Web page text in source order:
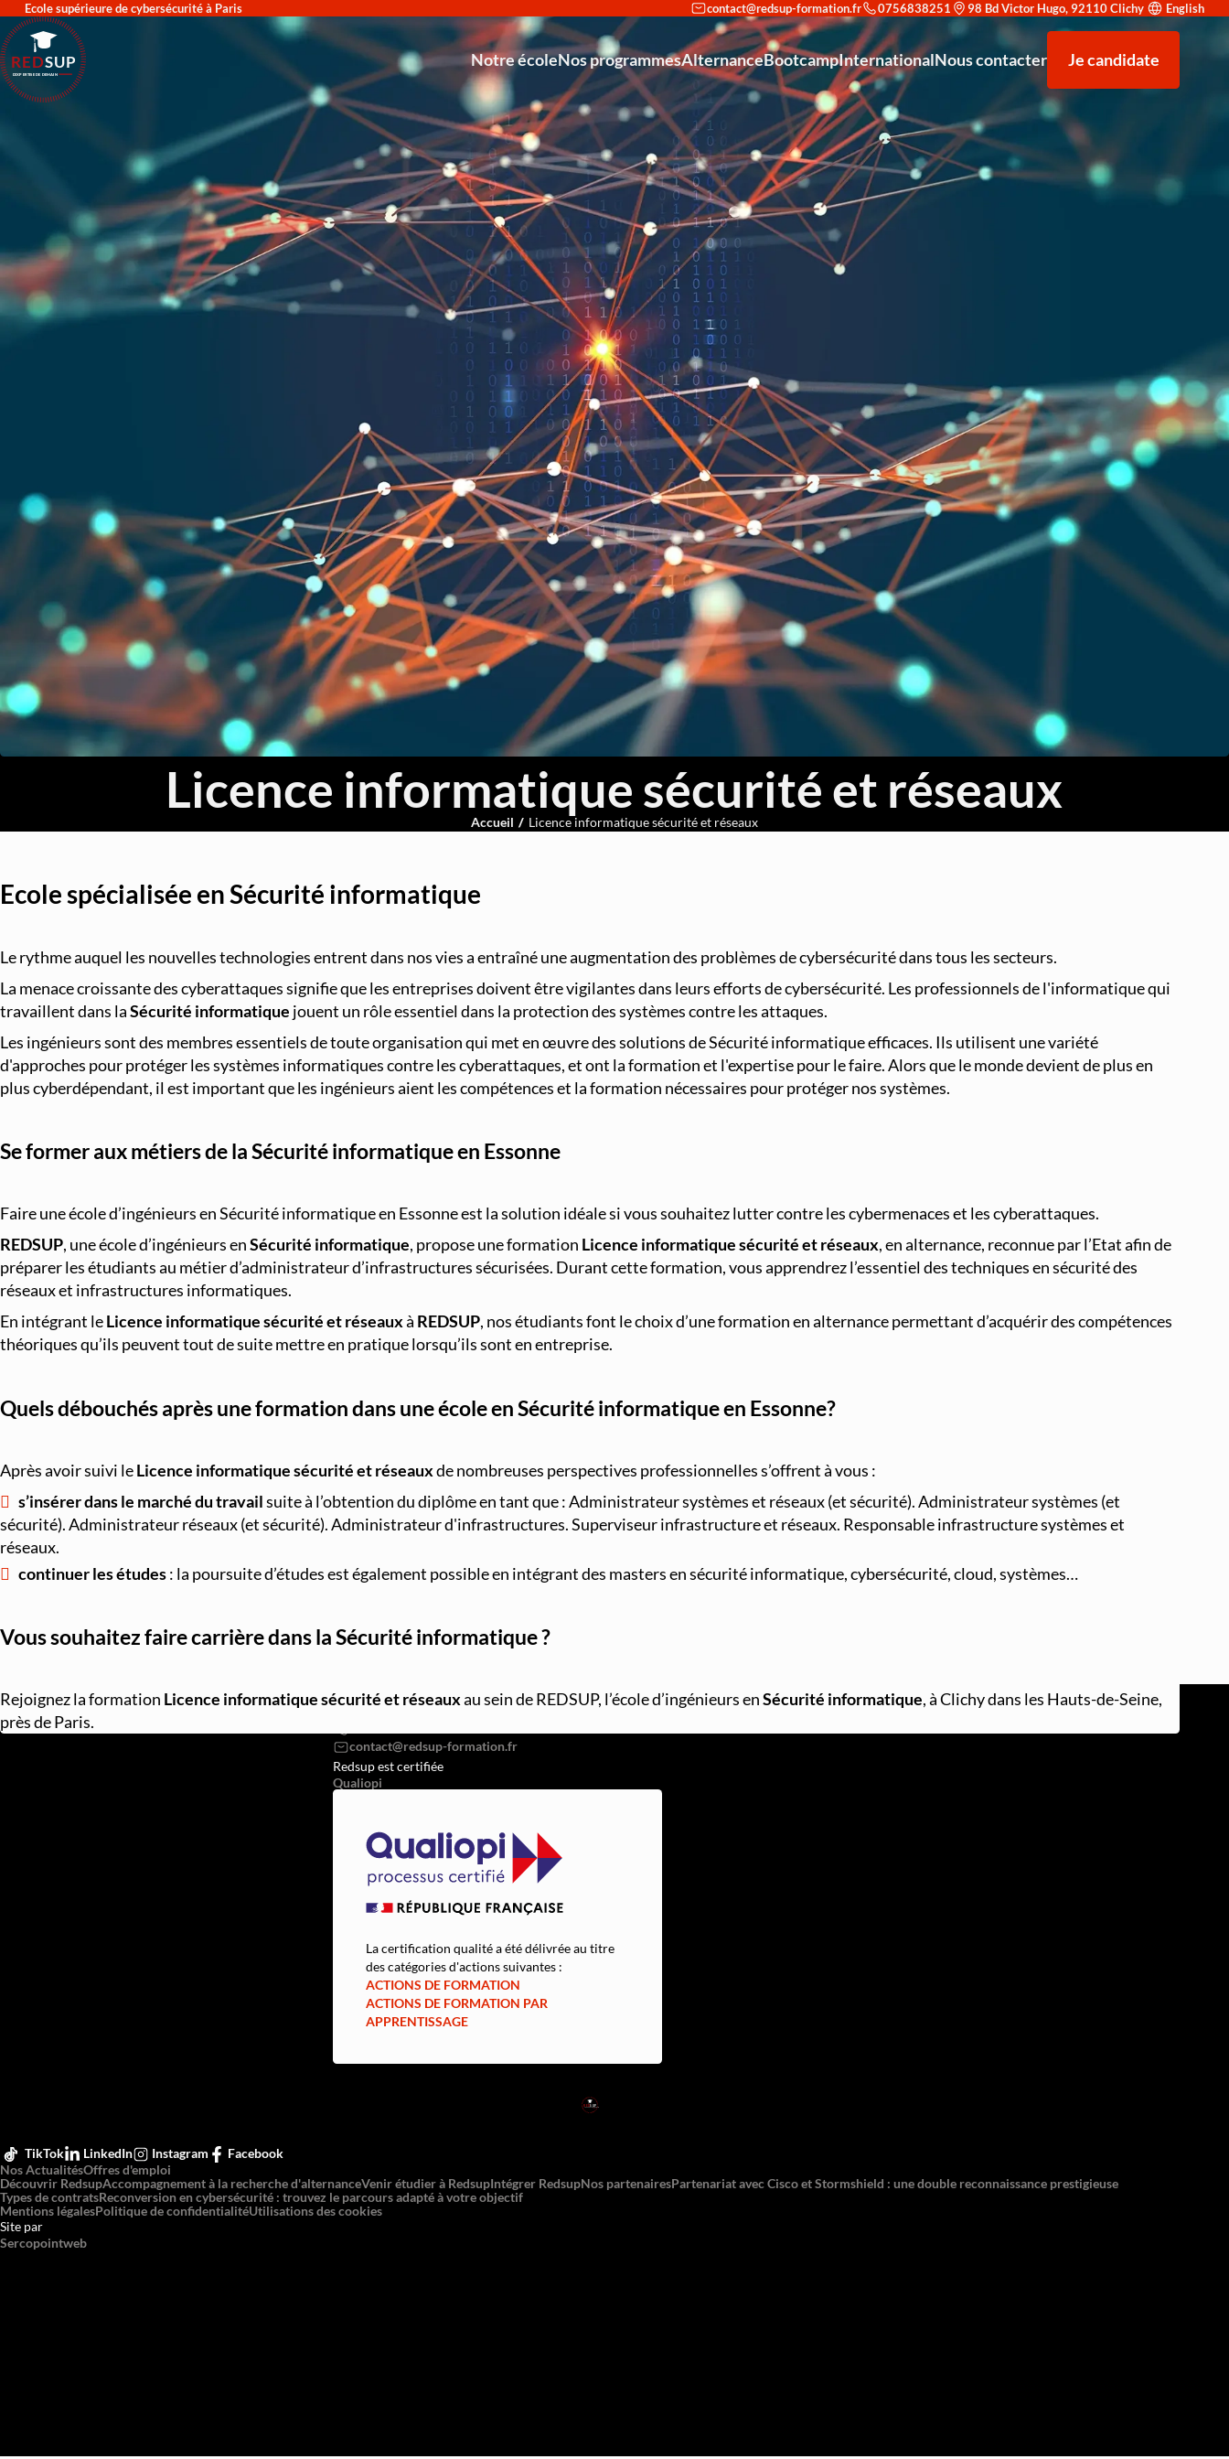
Ecole supérieure de cybersécurité à Paris 0756838251 98 Bd Victor Hugo, 92110 Clichy English
L'EXPERTISE DE DEMAIN
SUP
RED Notre école
Découvrir Redsup
Intégrer Redsup
Partenariat avec Cisco et Stormshield : une double reconnaissance prestigieuse
Nos Actualités
Nos programmes
Reconversion en cybersécurité : trouvez le parcours adapté à votre objectif
Bac+2 Technicien supérieur système et réseau
Bac+3 Administrateur d’infrastructures sécurisées
Mastère Européen Expert IT en Cybersécurité et Haute Disponibilité Niveau 7
Mastère Européen – Spécialisé en Conception et Déploiement de Solutions IA - Niveau 7
Bachelor Européen – Chargé de Développement Commercial - Niveau 6
Alternance
Accompagnement à la recherche d'alternance
Nos partenaires
Types de contrats
Bootcamp
F5 AWAF (Application Web Application Firewall)
Microsoft Office 365
F5 LTM (Local Traffic Manager)
Exploitation des équipements de sécurité
Analyste SOC Niveau Initiation
Threat Hunting et Investigation Forensique
Réponse aux Incidents et Crisis Management
Fondamentaux Cloud AWS et Azure
Architecture et Sécurité Cloud
Migration et Gestion Infrastructure Cloud
Conteneurisation Docker et Kubernetes
Intégration Continue et Déploiement Continu (CI/CD)
Infrastructure as Code avec Terraform et Ansible
Automatisation Réseau avec Python
Software-Defined Networking (SDN) et SD-WAN
InternationalNous contacter Je candidate
Licence informatique sécurité et réseaux
Accueil Licence informatique sécurité et réseaux
Ecole spécialisée en Sécurité informatique
Le rythme auquel les nouvelles technologies entrent dans nos vies a entraîné une augmentation des problèmes de cybersécurité dans tous les secteurs.
La menace croissante des cyberattaques signifie que les entreprises doivent être vigilantes dans leurs efforts de cybersécurité. Les professionnels de l'informatique qui
travaillent dans laSécurité informatique jouent un rôle essentiel dans la protection des systèmes contre les attaques.
Les ingénieurs sont des membres essentiels de toute organisation qui met en œuvre des solutions de Sécurité informatique efficaces. Ils utilisent une variété
d'approches pour protéger les systèmes informatiques contre les cyberattaques, et ont la formation et l'expertise pour le faire. Alors que le monde devient de plus en
plus cyberdépendant, il est important que les ingénieurs aient les compétences et la formation nécessaires pour protéger nos systèmes.
Se former aux métiers de la Sécurité informatique en Essonne
Faire une école d’ingénieurs en Sécurité informatique en Essonne est la solution idéale si vous souhaitez lutter contre les cybermenaces et les cyberattaques.
REDSUP, une école d’ingénieurs enSécurité informatique, propose une formation Licence informatique sécurité et réseaux, en alternance, reconnue par l’Etat afin de
préparer les étudiants au métier d’administrateur d’infrastructures sécurisées. Durant cette formation, vous apprendrez l’essentiel des techniques en sécurité des
réseaux et infrastructures informatiques.
En intégrant leLicence informatique sécurité et réseauxà REDSUP, nos étudiants font le choix d’une formation en alternance permettant d’acquérir des compétences
théoriques qu’ils peuvent tout de suite mettre en pratique lorsqu’ils sont en entreprise.
Quels débouchés après une formation dans une école en Sécurité informatique en Essonne?
Après avoir suivi leLicence informatique sécurité et réseauxde nombreuses perspectives professionnelles s’offrent à vous :
s’insérer dans le marché du travailsuite à l’obtention du diplôme en tant que : Administrateur systèmes et réseaux (et sécurité). Administrateur systèmes (et
sécurité). Administrateur réseaux (et sécurité). Administrateur d'infrastructures. Superviseur infrastructure et réseaux. Responsable infrastructure systèmes et
réseaux.
continuer les études: la poursuite d’études est également possible en intégrant des masters en sécurité informatique, cybersécurité, cloud, systèmes…
Vous souhaitez faire carrière dans la Sécurité informatique ?
Rejoignez la formation Licence informatique sécurité et réseauxau sein de REDSUP, l’école d’ingénieurs enSécurité informatique, à Clichy dans les Hauts-de-Seine,
près de Paris.
REDSUP © 2026
98 Bd Victor Hugo, 92110 Clichy
Redsup est certifiée
Qualiopi
La certification qualité a été délivrée au titre
des catégories d'actions suivantes :
ACTIONS DE FORMATION
ACTIONS DE FORMATION PAR
APPRENTISSAGE
SUP
RED
TikTok LinkedIn Instagram
Facebook
Nos ActualitésOffres d'emploi
Découvrir RedsupAccompagnement à la recherche d'alternanceVenir étudier à RedsupIntégrer RedsupNos partenairesPartenariat avec Cisco et Stormshield : une double reconnaissance prestigieuse
Types de contratsReconversion en cybersécurité : trouvez le parcours adapté à votre objectif
Mentions légalesPolitique de confidentialitéUtilisations des cookies
Site par
Sercopointweb